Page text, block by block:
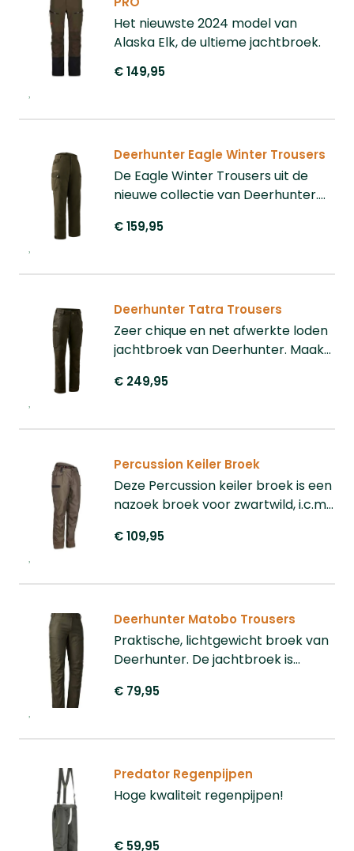
zakken, elastische taille en
verstelbare enkelbanden is dit de
ideale broek voor elke jacht.
Het nieuwste 2024 model van
Alaska Elk, de ultieme jachtbroek.
€ 149,95
Deerhunter Eagle Winter Trousers
De Eagle Winter Trousers uit de
nieuwe collectie van Deerhunter.
weersomstandigheden.
€ 159,95
Deerhunter Tatra Trousers
Zeer chique en net afwerkte loden
jachtbroek van Deerhunter. Maak
Deerhunter Tatra Jas.
€ 249,95
Percussion Keiler Broek
Deze Percussion keiler broek is een
nazoek broek voor zwartwild, i.c.m.
compleet pak voor nazoek werk.
€ 109,95
Deerhunter Matobo Trousers
Praktische, lichtgewicht broek van
Deerhunter. De jachtbroek is
zorgt voor comfort en
€ 79,95
Predator Regenpijpen
Hoge kwaliteit regenpijpen!
€ 59,95